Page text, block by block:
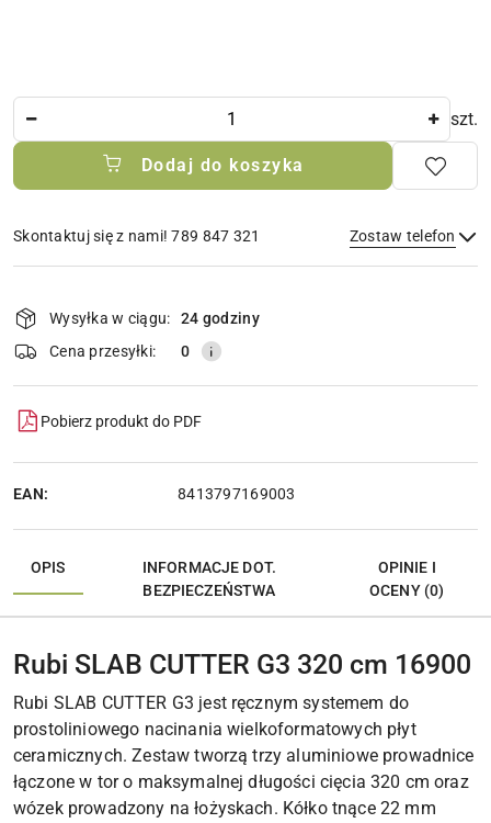
szt.
Dodaj do koszyka
Skontaktuj się z nami! 789 847 321 Zostaw telefon
Wyślij
i
dostawa
Wysyłka w ciągu:
24 godziny
Cena przesyłki:
0
Pobierz produkt do PDF
EAN: 8413797169003
OPIS
INFORMACJE DOT.
BEZPIECZEŃSTWA
OPINIE I
OCENY (0)
Rubi SLAB CUTTER G3 320 cm 16900
Rubi SLAB CUTTER G3 jest ręcznym systemem do
prostoliniowego nacinania wielkoformatowych płyt
ceramicznych. Zestaw tworzą trzy aluminiowe prowadnice
łączone w tor o maksymalnej długości cięcia 320 cm oraz
wózek prowadzony na łożyskach. Kółko tnące 22 mm